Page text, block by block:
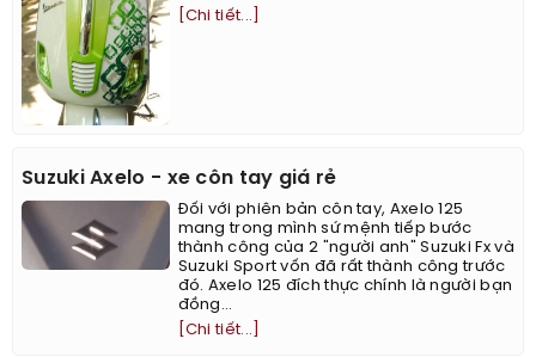
[Chi tiết...]
Suzuki Axelo - xe côn tay giá rẻ
Đối với phiên bản côn tay, Axelo 125
mang trong mình sứ mệnh tiếp bước
thành công của 2 "người anh" Suzuki Fx và
Suzuki Sport vốn đã rất thành công trước
đó. Axelo 125 đích thực chính là người bạn
đồng...
[Chi tiết...]